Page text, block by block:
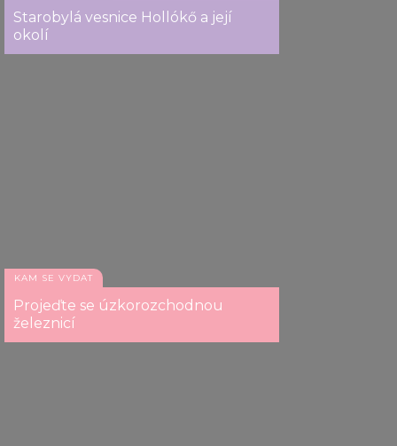
Starobylá vesnice Hollókő a její
okolí
KAM SE VYDAT
Projeďte se úzkorozchodnou
železnicí